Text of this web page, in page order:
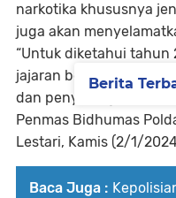
narkotika khususnya
juga akan
“Untuk diketahui tahun
jajaran berhasil
dan penyalahgunaan
Penmas Bidhumas
Lestari, Kamis (2/1/
Baca Juga :
Berita